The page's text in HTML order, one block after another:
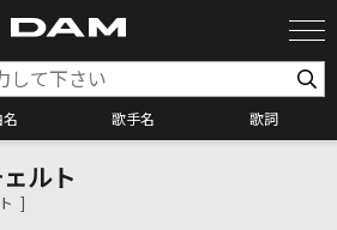
名 歌手名 歌詞
カラオケ検索
ルト
]